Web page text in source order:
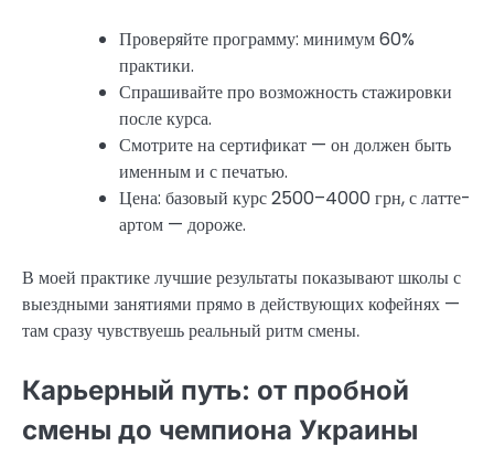
Проверяйте программу: минимум 60%
практики.
Спрашивайте про возможность стажировки
после курса.
Смотрите на сертификат — он должен быть
именным и с печатью.
Цена: базовый курс 2500–4000 грн, с латте-
артом — дороже.
В моей практике лучшие результаты показывают школы с
выездными занятиями прямо в действующих кофейнях —
там сразу чувствуешь реальный ритм смены.
Карьерный путь: от пробной
смены до чемпиона Украины